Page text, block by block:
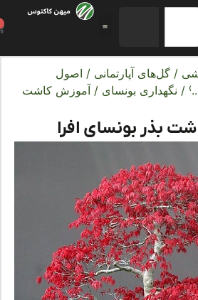
گل‌های آپارتمانی/اصول
بونسای/ آموزش کاشت
بونسای افرا